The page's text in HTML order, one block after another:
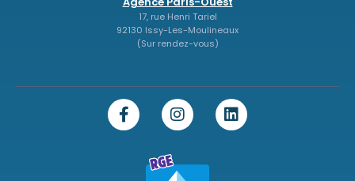
17, rue Henri Tariel
92130 Issy-Les-Moulineaux
(Sur rendez-vous)